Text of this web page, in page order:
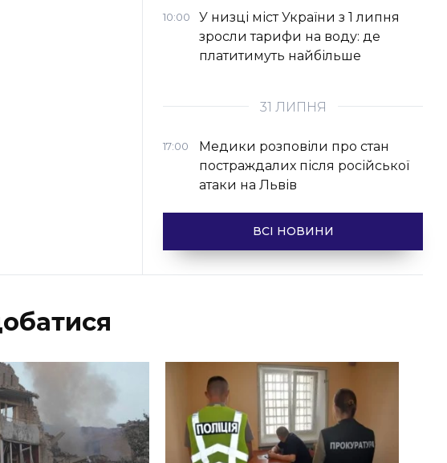
10:00
У низці міст України з 1 липня
зросли тарифи на воду: де
платитимуть найбільше
31 ЛИПНЯ
17:00
Медики розповіли про стан
постраждалих після російської
атаки на Львів
ВСІ НОВИНИ